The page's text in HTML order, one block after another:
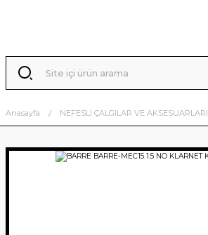
Anasayfa NEFESLİ ÇALGILAR VE AKSESUARLARI